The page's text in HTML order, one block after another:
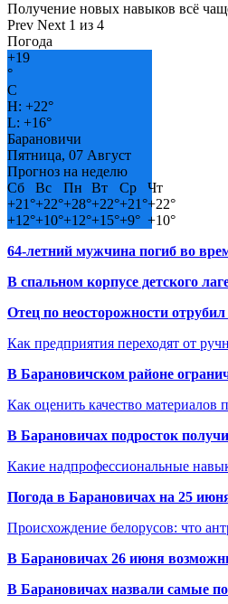
Получение новых навыков всё
Prev Next 1 из 4
Погода
+19
°
C
H: +22°
L: +16°
Барановичи
Пятница, 07 Август
Прогноз на неделю
Сб
Вс Пн Вт Ср
Чт
+21°+22°+28°+22°+21°+22°
+12°+10°+12°+15°+9° +10°
64-летний мужчина погиб во
В спальном корпусе детского
Отец по неосторожности
Как предприятия переходят от
В Барановичском районе
Как оценить качество материалов
В Барановичах подросток
Какие надпрофессиональные
Погода в Барановичах на 25
Происхождение белорусов: что
В Барановичах 26 июня
В Барановичах назвали самые